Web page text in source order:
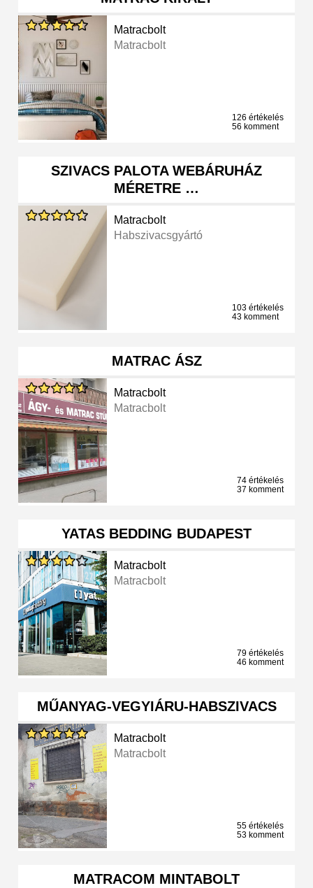
Matracbolt
Matracbolt
126 értékelés
56 komment
SZIVACS PALOTA WEBÁRUHÁZ
MÉRETRE …
Matracbolt
Habszivacsgyártó
103 értékelés
43 komment
MATRAC ÁSZ
Matracbolt
Matracbolt
74 értékelés
37 komment
YATAS BEDDING BUDAPEST
Matracbolt
Matracbolt
79 értékelés
46 komment
MŰANYAG-VEGYIÁRU-HABSZIVACS
Matracbolt
Matracbolt
55 értékelés
53 komment
MATRACOM MINTABOLT